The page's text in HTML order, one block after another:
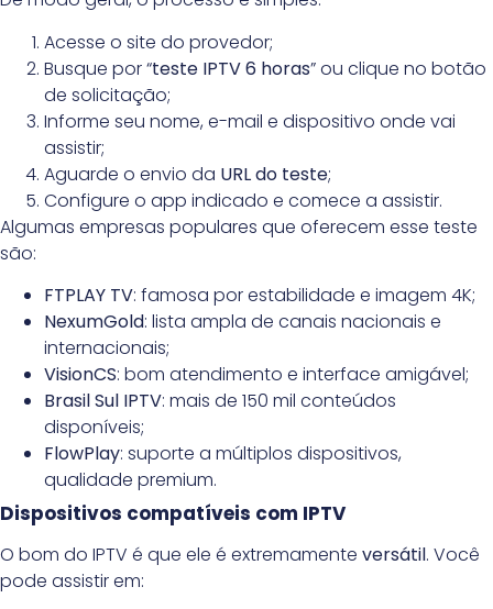
Acesse o site do provedor;
Busque por “teste IPTV 6 horas” ou clique no botão
de solicitação;
Informe seu nome, e-mail e dispositivo onde vai
assistir;
Aguarde o envio da URL do teste;
Configure o app indicado e comece a assistir.
Algumas empresas populares que oferecem esse teste
são:
FTPLAY TV: famosa por estabilidade e imagem 4K;
NexumGold: lista ampla de canais nacionais e
internacionais;
VisionCS: bom atendimento e interface amigável;
Brasil Sul IPTV: mais de 150 mil conteúdos
disponíveis;
FlowPlay: suporte a múltiplos dispositivos,
qualidade premium.
Dispositivos compatíveis com IPTV
O bom do IPTV é que ele é extremamente versátil. Você
pode assistir em: